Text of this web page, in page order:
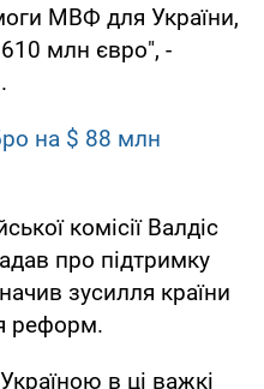
МВФ для України,
млн євро", -
на $ 88 млн
комісії Валдіс
про підтримку
зусилля країни
реформ.
в ці важкі